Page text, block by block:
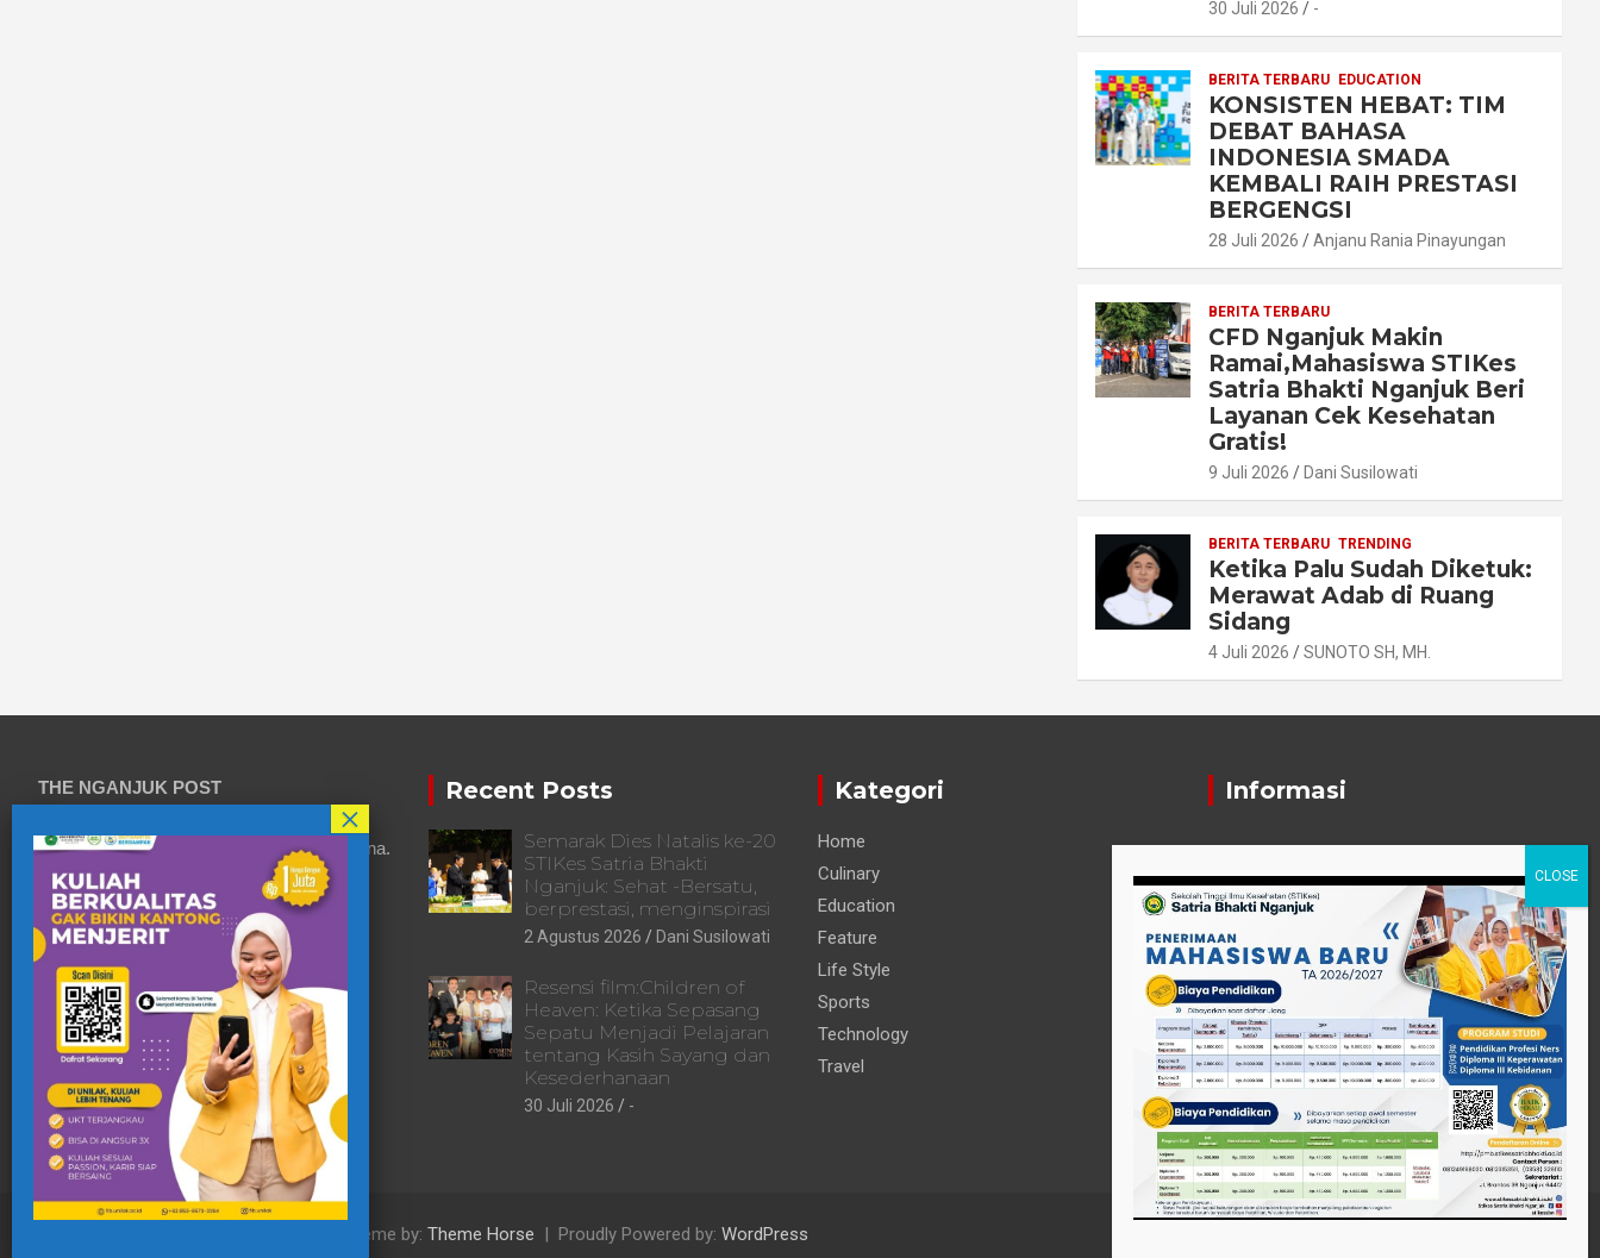
30 Juli 2026 -
BERITA TERBARU EDUCATION
KONSISTEN HEBAT: TIM
DEBAT BAHASA
INDONESIA SMADA
KEMBALI RAIH PRESTASI
BERGENGSI
28 Juli 2026 Anjanu Rania Pinayungan
BERITA TERBARU
CFD Nganjuk Makin
Ramai,Mahasiswa STIKes
Satria Bhakti Nganjuk Beri
Layanan Cek Kesehatan
Gratis!
9 Juli 2026 Dani Susilowati
BERITA TERBARU TRENDING
Ketika Palu Sudah Diketuk:
Merawat Adab di Ruang
Sidang
4 Juli 2026 SUNOTO SH, MH.
THE NGANJUK POST
Beritakita Bersahaja Bermakna.
Recent Posts
Semarak Dies Natalis ke-20
STIKes Satria Bhakti
Nganjuk: Sehat -Bersatu,
berprestasi, menginspirasi
2 Agustus 2026 Dani Susilowati
Resensi film:Children of
Heaven: Ketika Sepasang
Sepatu Menjadi Pelajaran
tentang Kasih Sayang dan
Kesederhanaan
30 Juli 2026 -
Kategori
Home
Culinary
Education
Feature
Life Style
Sports
Technology
Travel
Informasi
pttigaanaknagari@gmail.com
Telp : +62 857-3515-2922
Theme by: Theme Horse Proudly Powered by: WordPress